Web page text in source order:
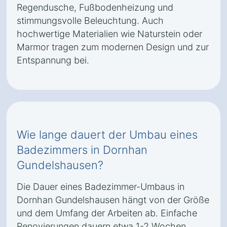
Regendusche, Fußbodenheizung und
stimmungsvolle Beleuchtung. Auch
hochwertige Materialien wie Naturstein oder
Marmor tragen zum modernen Design und zur
Entspannung bei.
Wie lange dauert der Umbau eines
Badezimmers in Dornhan
Gundelshausen?
Die Dauer eines Badezimmer-Umbaus in
Dornhan Gundelshausen hängt von der Größe
und dem Umfang der Arbeiten ab. Einfache